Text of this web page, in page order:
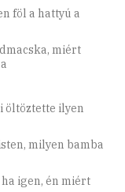
föl a hattyú a
miért
öltöztette ilyen
milyen bamba
igen, én miért